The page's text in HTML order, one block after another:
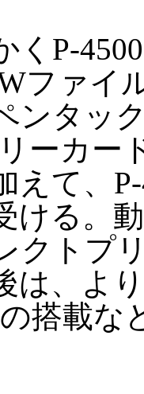
P-
ファイ
ンタッ
ーカー
えて、
ける。
クトプ
は、よ
の搭載